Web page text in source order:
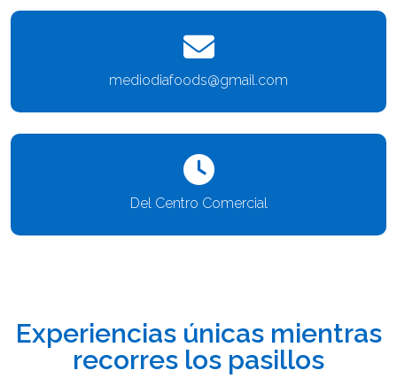
mediodiafoods@gmail.com
Del Centro Comercial
Experiencias únicas mientras
recorres los pasillos